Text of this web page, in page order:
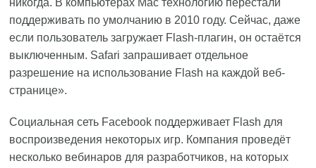
никогда. В компьютерах Mac технологию перестали
поддерживать по умолчанию в 2010 году. Сейчас, даже
если пользователь загружает Flash-плагин, он остаётся
выключенным. Safari запрашивает отдельное
разрешение на использование Flash на каждой веб-
странице».
Социальная сеть Facebook поддерживает Flash для
воспроизведения некоторых игр. Компания проведёт
несколько вебинаров для разработчиков, на которых